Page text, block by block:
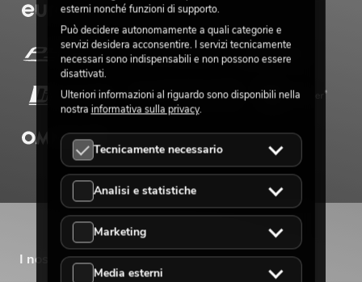
I nostri marchi di vendita
esterni nonché funzioni di supporto.
Può decidere autonomamente a quali categorie e
servizi desidera acconsentire. I servizi tecnicamente
necessari sono indispensabili e non possono essere
disattivati.
Ulteriori informazioni al riguardo sono disponibili nella
nostra informativa sulla privacy.
Tecnicamente necessario
Analisi e statistiche
Marketing
Media esterni